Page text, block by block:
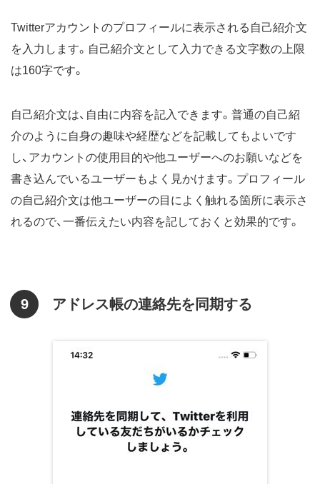
Twitterアカウントのプロフィールに表示される自己紹介文
を入力します。自己紹介文として入力できる文字数の上限
は160字です。
自己紹介文は、自由に内容を記入できます。普通の自己紹
介のように自身の趣味や経歴などを記載してもよいです
し、アカウントの使用目的や他ユーザーへのお願いなどを
書き込んでいるユーザーもよく見かけます。プロフィール
の自己紹介文は他ユーザーの目によく触れる箇所に表示さ
れるので、一番伝えたい内容を記しておくと効果的です。
9 アドレス帳の連絡先を同期する